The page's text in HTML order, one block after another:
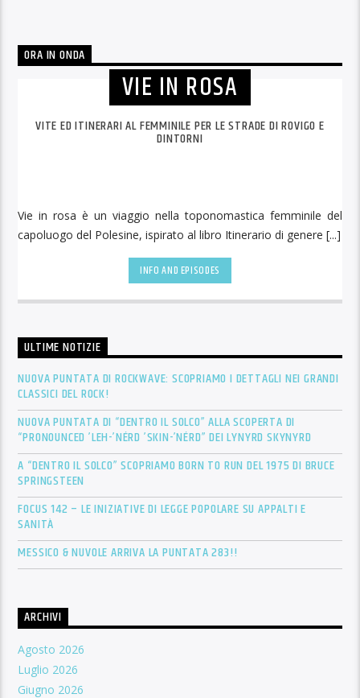
ORA IN ONDA
VIE IN ROSA
VITE ED ITINERARI AL FEMMINILE PER LE STRADE DI ROVIGO E
DINTORNI
Vie in rosa è un viaggio nella toponomastica femminile del
capoluogo del Polesine, ispirato al libro Itinerario di genere [...]
INFO AND EPISODES
ULTIME NOTIZIE
NUOVA PUNTATA DI ROCKWAVE: SCOPRIAMO I DETTAGLI NEI GRANDI
CLASSICI DEL ROCK!
NUOVA PUNTATA DI “DENTRO IL SOLCO” ALLA SCOPERTA DI
“PRONOUNCED ’LEH-’NÉRD ’SKIN-’NÉRD” DEI LYNYRD SKYNYRD
A “DENTRO IL SOLCO” SCOPRIAMO BORN TO RUN DEL 1975 DI BRUCE
SPRINGSTEEN
FOCUS 142 – LE INIZIATIVE DI LEGGE POPOLARE SU APPALTI E
SANITÀ
MESSICO & NUVOLE ARRIVA LA PUNTATA 283!!
ARCHIVI
Agosto 2026
Luglio 2026
Giugno 2026